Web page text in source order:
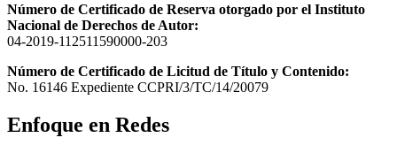
Número de Certificado de Reserva otorgado por el Instituto
Nacional de Derechos de Autor:
04-2019-112511590000-203
Número de Certificado de Licitud de Título y Contenido:
No. 16146 Expediente CCPRI/3/TC/14/20079
Enfoque en Redes